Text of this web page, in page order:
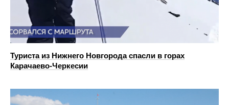
Туриста из Нижнего Новгорода спасли в горах
Карачаево-Черкесии